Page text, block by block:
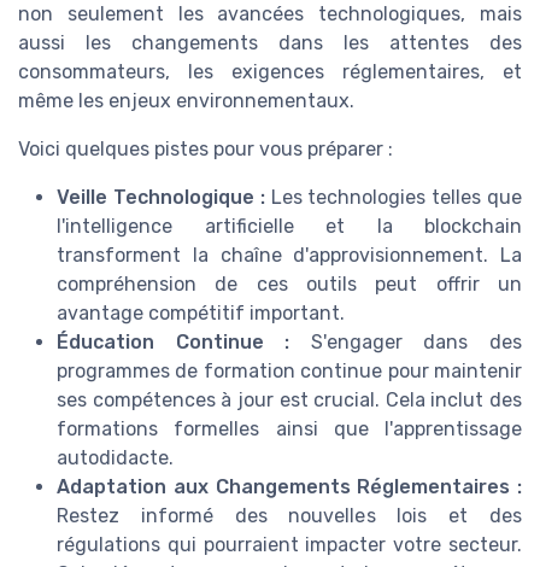
non seulement les avancées technologiques, mais
aussi les changements dans les attentes des
consommateurs, les exigences réglementaires, et
même les enjeux environnementaux.
Voici quelques pistes pour vous préparer :
Veille Technologique :Les technologies telles que
l'intelligence artificielle et la blockchain
transforment la chaîne d'approvisionnement. La
compréhension de ces outils peut offrir un
avantage compétitif important.
Éducation Continue : S'engager dans des
programmes de formation continue pour maintenir
ses compétences à jour est crucial. Cela inclut des
formations formelles ainsi que l'apprentissage
autodidacte.
Adaptation aux Changements Réglementaires :
Restez informé des nouvelles lois et des
régulations qui pourraient impacter votre secteur.